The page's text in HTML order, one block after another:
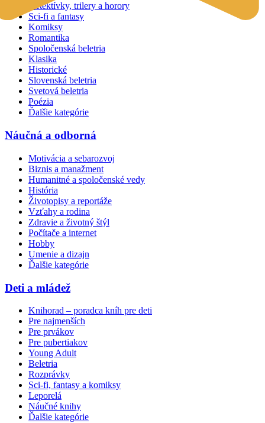
Detektívky, trilery a horory
Sci-fi a fantasy
Komiksy
Romantika
Spoločenská beletria
Klasika
Historické
Slovenská beletria
Svetová beletria
Poézia
Ďalšie kategórie
Náučná a odborná
Motivácia a sebarozvoj
Biznis a manažment
Humanitné a spoločenské vedy
História
Životopisy a reportáže
Vzťahy a rodina
Zdravie a životný štýl
Počítače a internet
Hobby
Umenie a dizajn
Ďalšie kategórie
Deti a mládež
Knihorad – poradca kníh pre deti
Pre najmenších
Pre prvákov
Pre pubertiakov
Young Adult
Beletria
Rozprávky
Sci-fi, fantasy a komiksy
Leporelá
Náučné knihy
Ďalšie kategórie